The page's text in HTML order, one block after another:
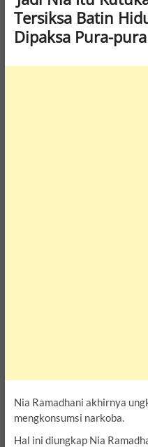
Tersiksa Batin
Dipaksa Pura-
Nia Ramadhani akhirnya
mengkonsumsi narkoba.
Hal ini diungkap Nia